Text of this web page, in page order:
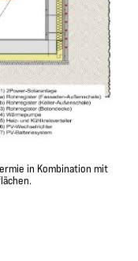
in Kombination mit